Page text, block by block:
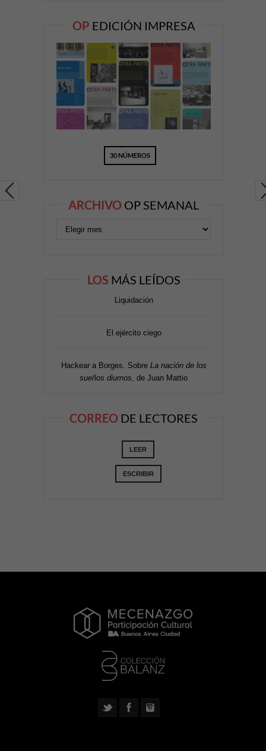
OP EDICIÓN IMPRESA
30 NÚMEROS
ARCHIVO OP SEMANAL
LOS MÁS LEÍDOS
Liquidación
El ejército ciego
Hackear a Borges. Sobre La nación de los
sueños diurnos , de Juan Mattio
CORREO DE LECTORES
LEER
ESCRIBIR